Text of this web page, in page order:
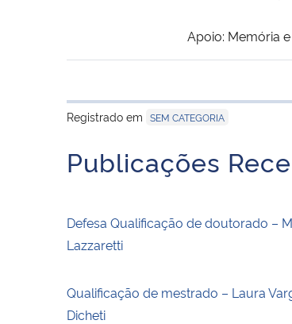
Apoio: Memória
Registrado em SEM CATEGORIA
Publicações
Defesa Qualificação de doutorado –
Lazzaretti
Qualificação de mestrado – Laura
Dicheti